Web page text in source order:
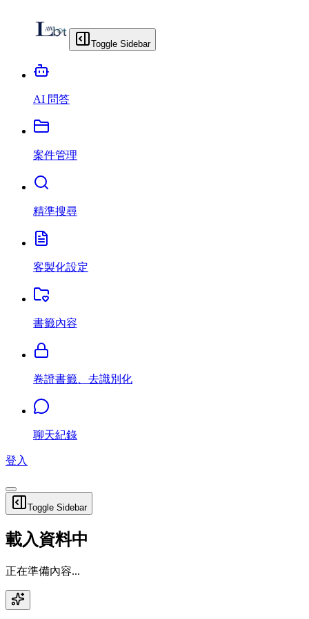
Toggle Sidebar
AI 問答
案件管理
精準搜尋
客製化設定
書籤內容
卷證書籤、去識別化
聊天紀錄
登入
Toggle Sidebar
載入資料中
正在準備內容...